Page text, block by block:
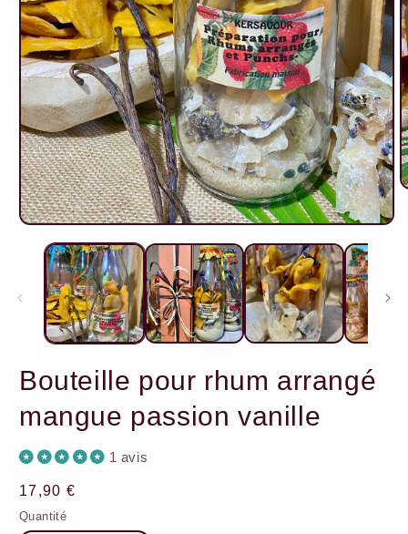
Ouvrir
média
une
fenêtre
modale
Bouteille pour rhum arrangé
mangue passion vanille
1 avis
Prix
habituel
17,90 €
Quantité